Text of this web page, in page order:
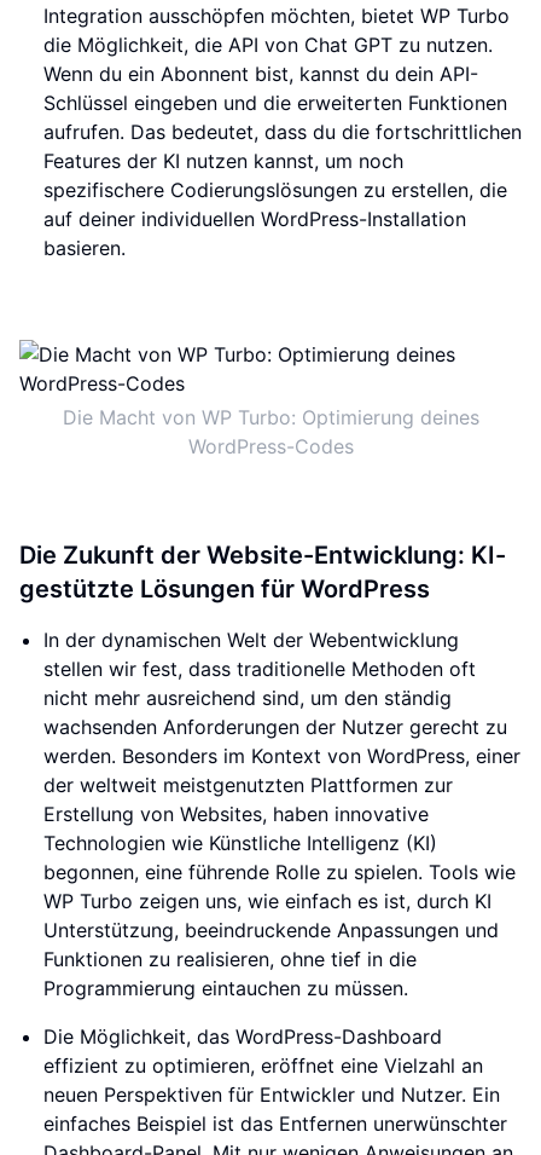
Integration ausschöpfen möchten, bietet WP Turbo
die Möglichkeit, die API von Chat GPT zu nutzen.
Wenn du ein Abonnent bist, kannst du dein API-
Schlüssel eingeben und die erweiterten Funktionen
aufrufen. Das bedeutet, dass du die fortschrittlichen
Features der KI nutzen kannst, um noch
spezifischere Codierungslösungen zu erstellen, die
auf deiner individuellen WordPress-Installation
basieren.
Die Macht von WP Turbo: Optimierung deines
WordPress-Codes
Die Zukunft der Website-Entwicklung: KI-
gestützte Lösungen für WordPress
In der dynamischen Welt der Webentwicklung
stellen wir fest, dass traditionelle Methoden oft
nicht mehr ausreichend sind, um den ständig
wachsenden Anforderungen der Nutzer gerecht zu
werden. Besonders im Kontext von WordPress, einer
der weltweit meistgenutzten Plattformen zur
Erstellung von Websites, haben innovative
Technologien wie Künstliche Intelligenz (KI)
begonnen, eine führende Rolle zu spielen. Tools wie
WP Turbo zeigen uns, wie einfach es ist, durch KI
Unterstützung, beeindruckende Anpassungen und
Funktionen zu realisieren, ohne tief in die
Programmierung eintauchen zu müssen.
Die Möglichkeit, das WordPress-Dashboard
effizient zu optimieren, eröffnet eine Vielzahl an
neuen Perspektiven für Entwickler und Nutzer. Ein
einfaches Beispiel ist das Entfernen unerwünschter